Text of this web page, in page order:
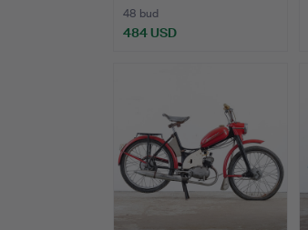
48 bud
484 USD